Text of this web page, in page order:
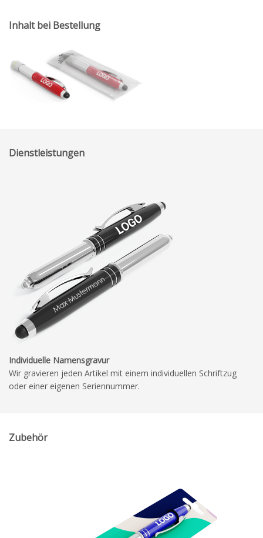
Inhalt bei Bestellung
Dienstleistungen
Individuelle Namensgravur
Wir gravieren jeden Artikel mit einem individuellen Schriftzug
oder einer eigenen Seriennummer.
Zubehör